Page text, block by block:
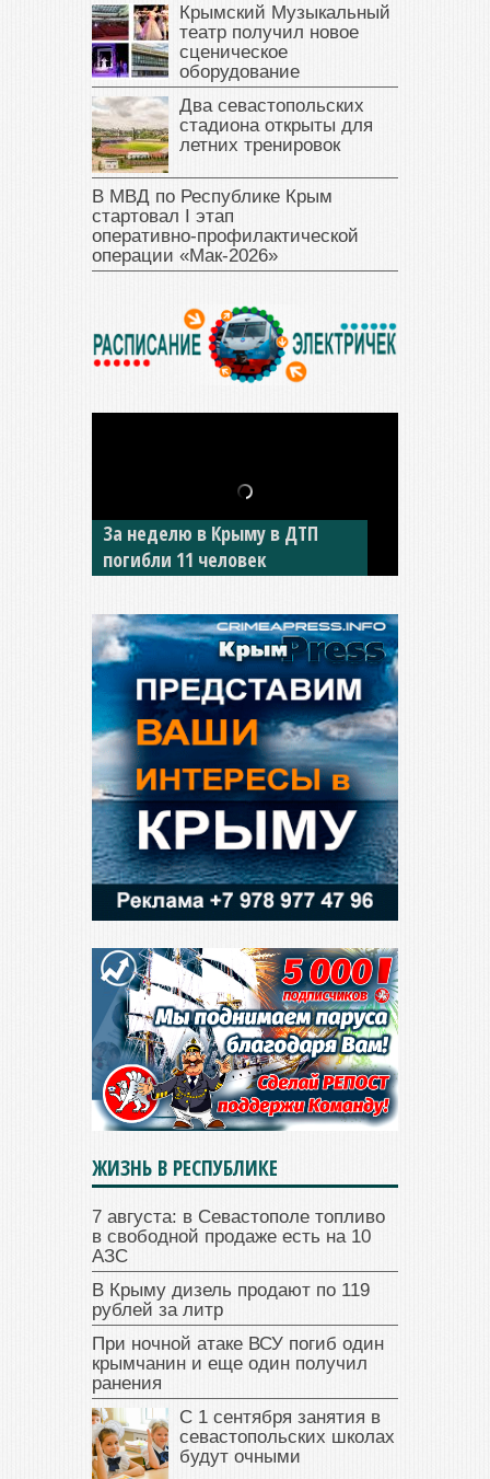
Крымский Музыкальный
театр получил новое
сценическое
оборудование
Два севастопольских
стадиона открыты для
летних тренировок
В МВД по Республике Крым
стартовал I этап
оперативно‑профилактической
операции «Мак‑2026»
За неделю в Крыму в ДТП
погибли 11 человек
В Джанкое водитель ВАЗа
сбил двух детей на «зебре»
ЖИЗНЬ В РЕСПУБЛИКЕ
7 августа: в Севастополе топливо
в свободной продаже есть на 10
АЗС
В Крыму дизель продают по 119
рублей за литр
При ночной атаке ВСУ погиб один
крымчанин и еще один получил
ранения
С 1 сентября занятия в
севастопольских школах
будут очными